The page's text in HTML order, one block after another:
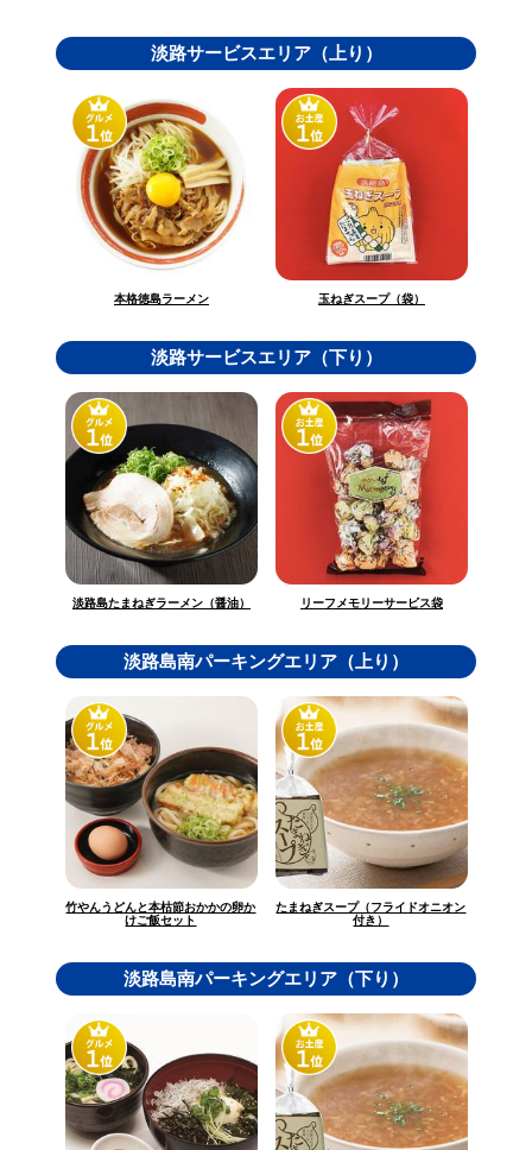
淡路サービスエリア（上り）
本格徳島ラーメン 玉ねぎスープ（袋）
淡路サービスエリア（下り）
淡路島たまねぎラーメン（醤油） リーフメモリーサービス袋
淡路島南パーキングエリア（上り）
竹やんうどんと本枯節おかかの卵か
けご飯セット
たまねぎスープ（フライドオニオン
付き）
淡路島南パーキングエリア（下り）